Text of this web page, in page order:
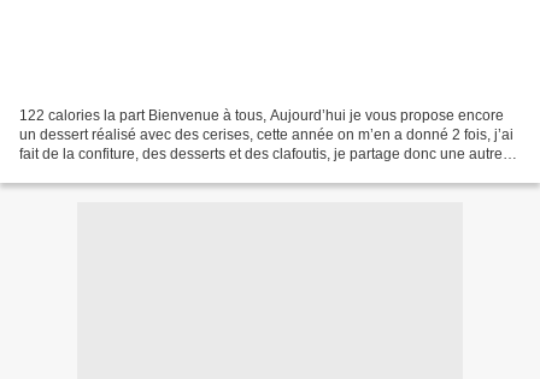
122 calories la part Bienvenue à tous, Aujourd’hui je vous propose encore
un dessert réalisé avec des cerises, cette année on m’en a donné 2 fois, j’ai
fait de la confiture, des desserts et des clafoutis, je partage donc une autre